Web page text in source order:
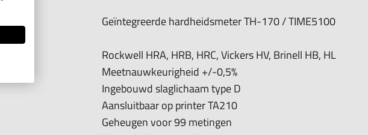
Geïntegreerde hardheidsmeter TH-170 / TIME5100
Rockwell HRA, HRB, HRC, Vickers HV, Brinell HB, HL
Meetnauwkeurigheid +/-0,5%
Ingebouwd slaglichaam type D
Aansluitbaar op printer TA210
Geheugen voor 99 metingen